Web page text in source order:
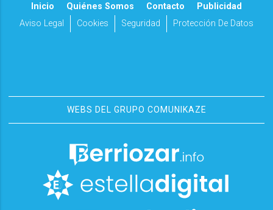
Inicio Quiénes Somos Contacto
Publicidad
Aviso Legal
Cookies Seguridad Protección De Datos
WEBS DEL GRUPO COMUNIKAZE